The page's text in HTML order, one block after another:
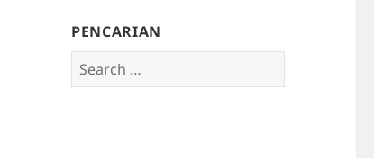
PENCARIAN
Search
for: